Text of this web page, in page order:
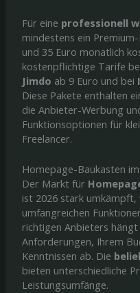
Für eine professionell
mindestens ein
und 35 Euro monatlich
kostenpflichtige Tarife
Jimdo ab 9 Euro und bei
Diese Pakete enthalten
die Anbieter-Werbung
Funktionsoptionen für
Freelancer.
Homepage-Baukasten
Der Markt für
ist 2026 stark
umfangreichen
richtigen Anbieters
Anforderungen, Ihrem
Kenntnissen ab. Die
bieten unterschiedliche
Leistungsumfänge.